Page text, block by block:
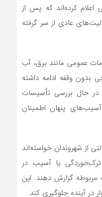
اعلام کرده‌اند که پس از
عادی از سر گرفته
عمومی مانند برق، آب
بدون وقفه ادامه داشته
حال بررسی تأسیسات
پنهان اطمینان
از شهروندان خواسته‌اند
یا آسیب در
مربوطه گزارش دهند. این
در آینده جلوگیری کند.